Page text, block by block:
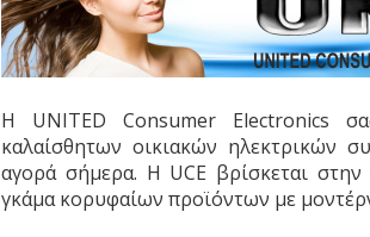
Η UNITED Consumer Electronics
καλαίσθητων οικιακών ηλεκτρικών
αγορά σήμερα. Η UCE βρίσκεται
γκάμα κορυφαίων προϊόντων με